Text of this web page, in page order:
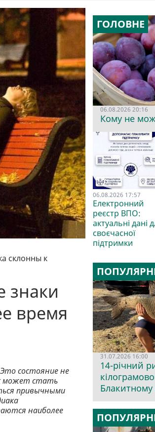
склонны к
знаки
время
состояние не
может стать
привычными
наиболее
ГОЛОВНЕ
06.08.2026 20:16
Кому не
06.08.2026 17:57
Електронний
реєстр ВПО:
актуальні дані
своєчасної
підтримки
31.07.2026 16:00
14-річний
Блакитному